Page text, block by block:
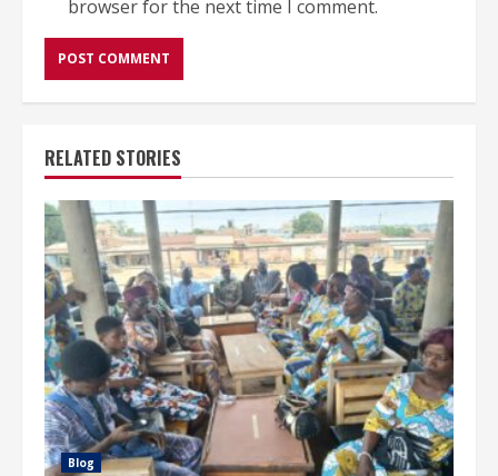
browser for the next time I comment.
RELATED STORIES
Blog